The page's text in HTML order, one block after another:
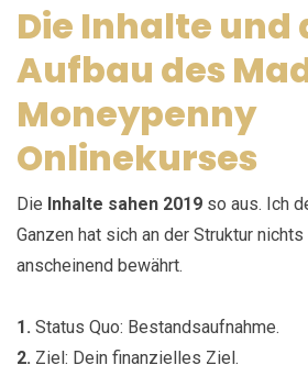
Die Inhalte und
Aufbau des
Moneypenny
Onlinekurses
Die Inhalte sahen 2019 so aus. Ich
Ganzen hat sich an der Struktur
anscheinend bewährt.
1. Status Quo: Bestandsaufnahme.
2. Ziel: Dein finanzielles Ziel.